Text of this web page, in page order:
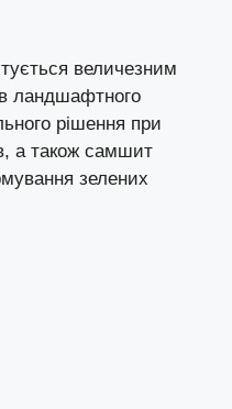
величезним
ландшафтного
рішення при
а також самшит
зелених